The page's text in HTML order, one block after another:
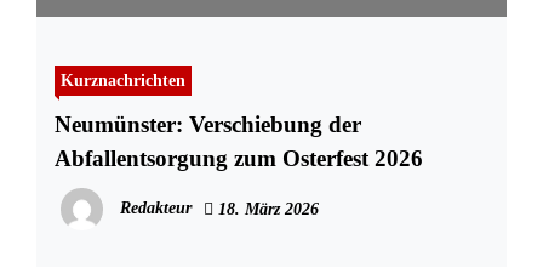
Kurznachrichten
Neumünster: Verschiebung der
Abfallentsorgung zum Osterfest 2026
Redakteur 18. März 2026